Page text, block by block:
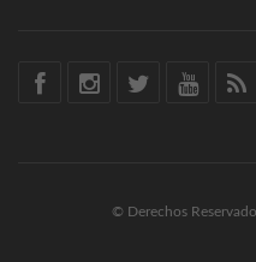
© Derechos